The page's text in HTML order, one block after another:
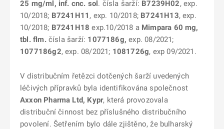
25 mg/ml, inf. cnc. sol. čísla šarží: B7239H02, exp.
10/2018; B7241H11 , exp. 10/2018; B7241H13, exp.
10/2018; B7241H18 exp.10/2018 a Mimpara 60 mg,
tbl. flm.čísla šarží: 1077186g, exp. 08/2021;
1077186g2, exp. 08/2021; 1081726g, exp 09/2021.
V distribučním řetězci dotčených šarží uvedených
léčivých přípravků byla identifikována společnost
Axxon Pharma Ltd, Kypr, která provozovala
distribuční činnost bez příslušného distribučního
povolení. Šetřením bylo dále zjištěno, že bulharský